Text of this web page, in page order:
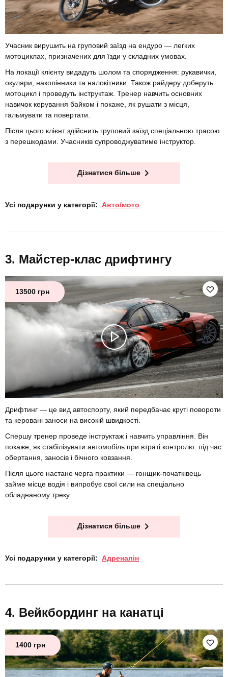
Учасник вирушить на груповий заїзд на ендуро — легких
мотоциклах, призначених для їзди у складних умовах.
На локації клієнту видадуть шолом та спорядження: рукавички,
окуляри, наколінники та налокітники. Також райдеру доберуть
мотоцикл і проведуть інструктаж. Тренер навчить основних
навичок керування байком і покаже, як рушати з місця,
гальмувати та повертати.
Після цього клієнт здійснить груповий заїзд спеціальною трасою
з перешкодами. Учасників супроводжуватиме інструктор.
Дізнатися більше
Усі подарунки у категорії: Авто/мото
Майстер-клас дрифтингу
13500 грн
Дрифтинг — це вид автоспорту, який передбачає круті повороти
та керовані заноси на високій швидкості.
Спершу тренер проведе інструктаж і навчить управління. Він
покаже, як стабілізувати автомобіль при втраті контролю: під час
обертання, заносів і бічного ковзання.
Після цього настане черга практики — гонщик-початківець
займе місце водія і випробує свої сили на спеціально
обладнаному треку.
Дізнатися більше
Усі подарунки у категорії: Адреналін
Вейкбординг на канатці
1400 грн